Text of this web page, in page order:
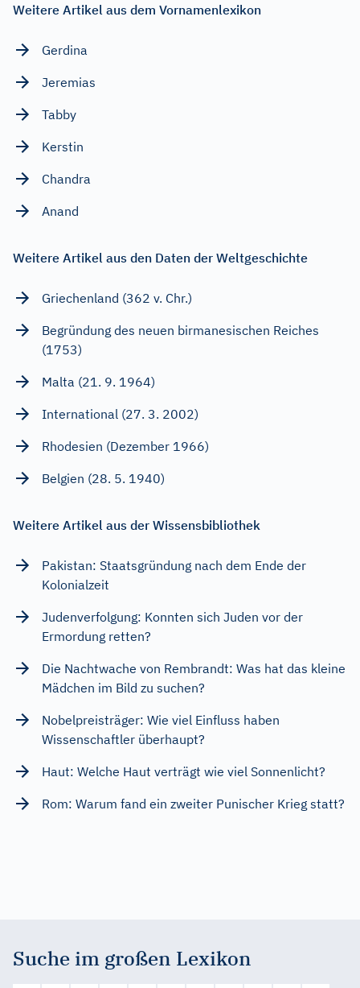
Weitere Artikel aus dem Vornamenlexikon
Gerdina
Jeremias
Tabby
Kerstin
Chandra
Anand
Weitere Artikel aus den Daten der Weltgeschichte
Griechenland (362 v. Chr.)
Begründung des neuen birmanesischen Reiches
(1753)
Malta (21. 9. 1964)
International (27. 3. 2002)
Rhodesien (Dezember 1966)
Belgien (28. 5. 1940)
Weitere Artikel aus der Wissensbibliothek
Pakistan: Staatsgründung nach dem Ende der
Kolonialzeit
Judenverfolgung: Konnten sich Juden vor der
Ermordung retten?
Die Nachtwache von Rembrandt: Was hat das kleine
Mädchen im Bild zu suchen?
Nobelpreisträger: Wie viel Einfluss haben
Wissenschaftler überhaupt?
Haut: Welche Haut verträgt wie viel Sonnenlicht?
Rom: Warum fand ein zweiter Punischer Krieg statt?
Suche im großen Lexikon